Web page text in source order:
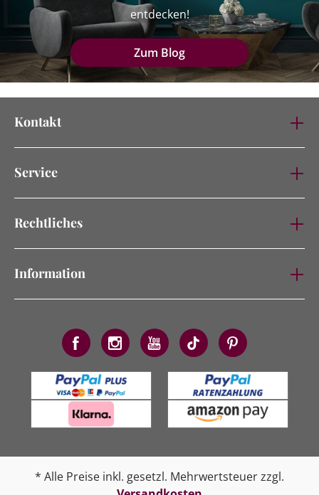
entdecken!
Zum Blog
Kontakt
Service
Rechtliches
Information
* Alle Preise inkl. gesetzl. Mehrwertsteuer zzgl.